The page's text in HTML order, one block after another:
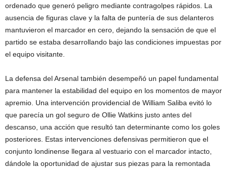
ordenado que generó peligro mediante contragolpes rápidos. La
ausencia de figuras clave y la falta de puntería de sus delanteros
mantuvieron el marcador en cero, dejando la sensación de que el
partido se estaba desarrollando bajo las condiciones impuestas por
el equipo visitante.
La defensa del Arsenal también desempeñó un papel fundamental
para mantener la estabilidad del equipo en los momentos de mayor
apremio. Una intervención providencial de William Saliba evitó lo
que parecía un gol seguro de Ollie Watkins justo antes del
descanso, una acción que resultó tan determinante como los goles
posteriores. Estas intervenciones defensivas permitieron que el
conjunto londinense llegara al vestuario con el marcador intacto,
dándole la oportunidad de ajustar sus piezas para la remontada